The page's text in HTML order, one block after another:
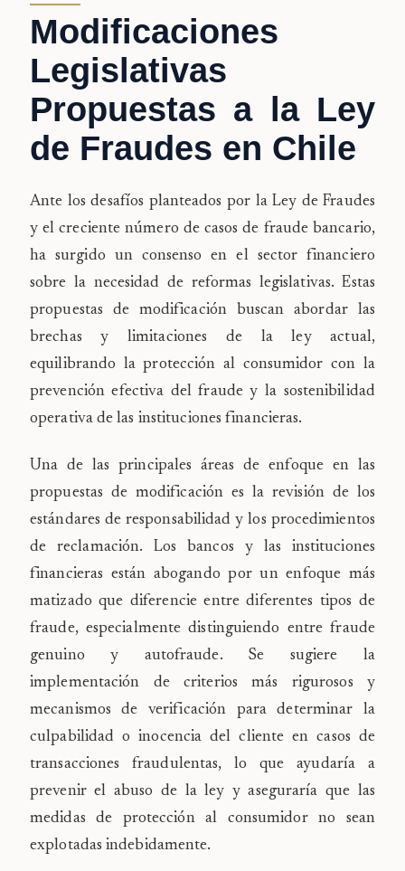
Modificaciones
Legislativas
Propuestas a la Ley
de Fraudes en Chile
Ante los desafíos planteados por la Ley de Fraudes
y el creciente número de casos de fraude bancario,
ha surgido un consenso en el sector financiero
sobre la necesidad de reformas legislativas. Estas
propuestas de modificación buscan abordar las
brechas y limitaciones de la ley actual,
equilibrando la protección al consumidor con la
prevención efectiva del fraude y la sostenibilidad
operativa de las instituciones financieras.
Una de las principales áreas de enfoque en las
propuestas de modificación es la revisión de los
estándares de responsabilidad y los procedimientos
de reclamación. Los bancos y las instituciones
financieras están abogando por un enfoque más
matizado que diferencie entre diferentes tipos de
fraude, especialmente distinguiendo entre fraude
genuino y autofraude. Se sugiere la
implementación de criterios más rigurosos y
mecanismos de verificación para determinar la
culpabilidad o inocencia del cliente en casos de
transacciones fraudulentas, lo que ayudaría a
prevenir el abuso de la ley y aseguraría que las
medidas de protección al consumidor no sean
explotadas indebidamente.